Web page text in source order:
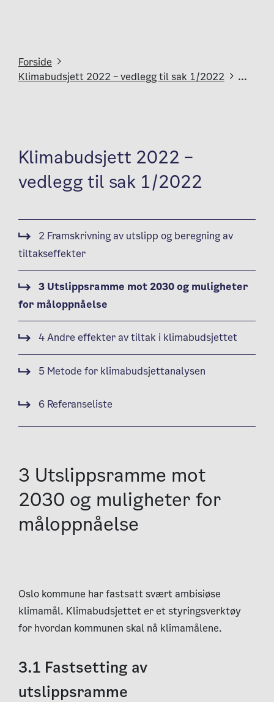
Forside
Klimabudsjett 2022 – vedlegg til sak 1/2022
...
Klimabudsjett 2022 –
vedlegg til sak 1/2022
2 Framskrivning av utslipp og beregning av
tiltakseffekter
3 Utslippsramme mot 2030 og muligheter
for måloppnåelse
4 Andre effekter av tiltak i klimabudsjettet
5 Metode for klimabudsjettanalysen
6 Referanseliste
3 Utslippsramme mot
2030 og muligheter for
måloppnåelse
Oslo kommune har fastsatt svært ambisiøse
klimamål. Klimabudsjettet er et styringsverktøy
for hvordan kommunen skal nå klimamålene.
3.1 Fastsetting av
utslippsramme